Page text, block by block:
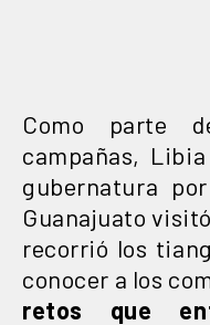
Como parte
campañas,
gubernatura
Guanajuato
recorrió los
conocer a los
retos que